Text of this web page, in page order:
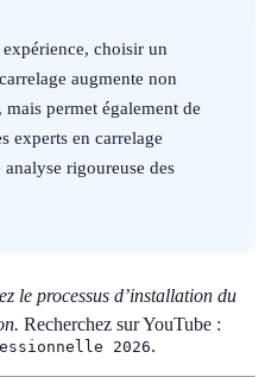
choisir un
augmente non
permet également de
experts en carrelage
rigoureuse des
le processus d’installation du
Recherchez sur YouTube :
2026.